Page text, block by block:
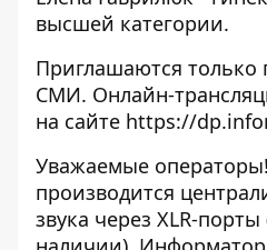
высшей категории.
Приглашаются только
СМИ. Онлайн-
на сайте https://
Уважаемые
производится
звука через XLR-